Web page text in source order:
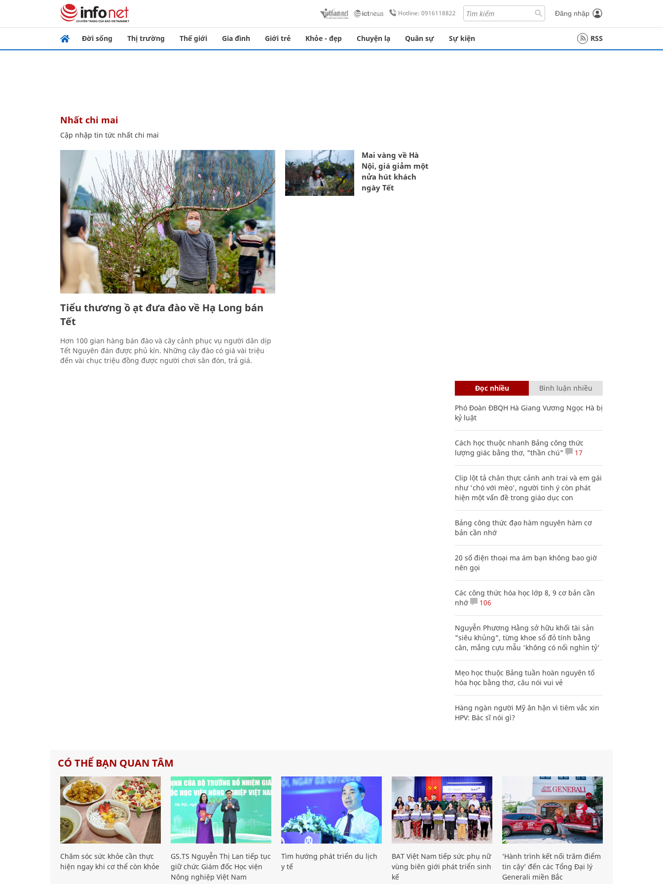
Hotline: 0916118822 Đăng nhập
Đời sống Thị trường Thế giới Gia đình Giới trẻ Khỏe - đẹp Chuyện lạ Quân sự Sự kiện RSS
nhất chi mai
Cập nhập tin tức nhất chi mai
Tiểu thương ồ ạt đưa đào về Hạ Long bán
Tết
Hơn 100 gian hàng bán đào và cây cảnh phục vụ người dân dịp
Tết Nguyên đán được phủ kín. Những cây đào có giá vài triệu
đến vài chục triệu đồng được người chơi săn đón, trả giá.
Mai vàng về Hà
Nội, giá giảm một
nửa hút khách
ngày Tết
Đọc nhiều Bình luận nhiều
Phó Đoàn ĐBQH Hà Giang Vương Ngọc Hà bị
kỷ luật
Cách học thuộc nhanh Bảng công thức
lượng giác bằng thơ, "thần chú"
17
Clip lột tả chân thực cảnh anh trai và em gái
như 'chó với mèo', người tinh ý còn phát
hiện một vấn đề trong giáo dục con
Bảng công thức đạo hàm nguyên hàm cơ
bản cần nhớ
20 số điện thoại ma ám bạn không bao giờ
nên gọi
Các công thức hóa học lớp 8, 9 cơ bản cần
nhớ
106
Nguyễn Phương Hằng sở hữu khối tài sản
"siêu khủng", từng khoe sổ đỏ tính bằng
cân, mắng cựu mẫu 'không có nổi nghìn tỷ'
Mẹo học thuộc Bảng tuần hoàn nguyên tố
hóa học bằng thơ, câu nói vui vẻ
Hàng ngàn người Mỹ ân hận vì tiêm vắc xin
HPV: Bác sĩ nói gì?
CÓ THỂ BẠN QUAN TÂM
Chăm sóc sức khỏe cần thực
hiện ngay khi cơ thể còn khỏe
GS.TS Nguyễn Thị Lan tiếp tục
giữ chức Giám đốc Học viện
Nông nghiệp Việt Nam
Tìm hướng phát triển du lịch
y tế
BAT Việt Nam tiếp sức phụ nữ
vùng biên giới phát triển sinh
kế
‘Hành trình kết nối trăm điểm
tin cậy’ đến các Tổng Đại lý
Generali miền Bắc